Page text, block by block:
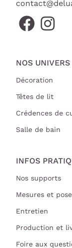
NOS UNIVERS
Décoration
Têtes de lit
Crédences de
Salle de bain
INFOS
Nos supports
Mesures et pose
Entretien
Production et
Foire aux